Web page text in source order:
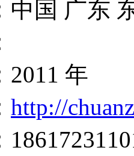
中国 广东
2011 年
http://